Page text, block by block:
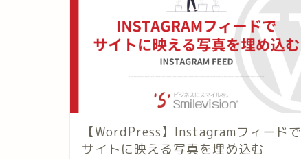
【WordPress】Instagramフィードで
サイトに映える写真を埋め込む